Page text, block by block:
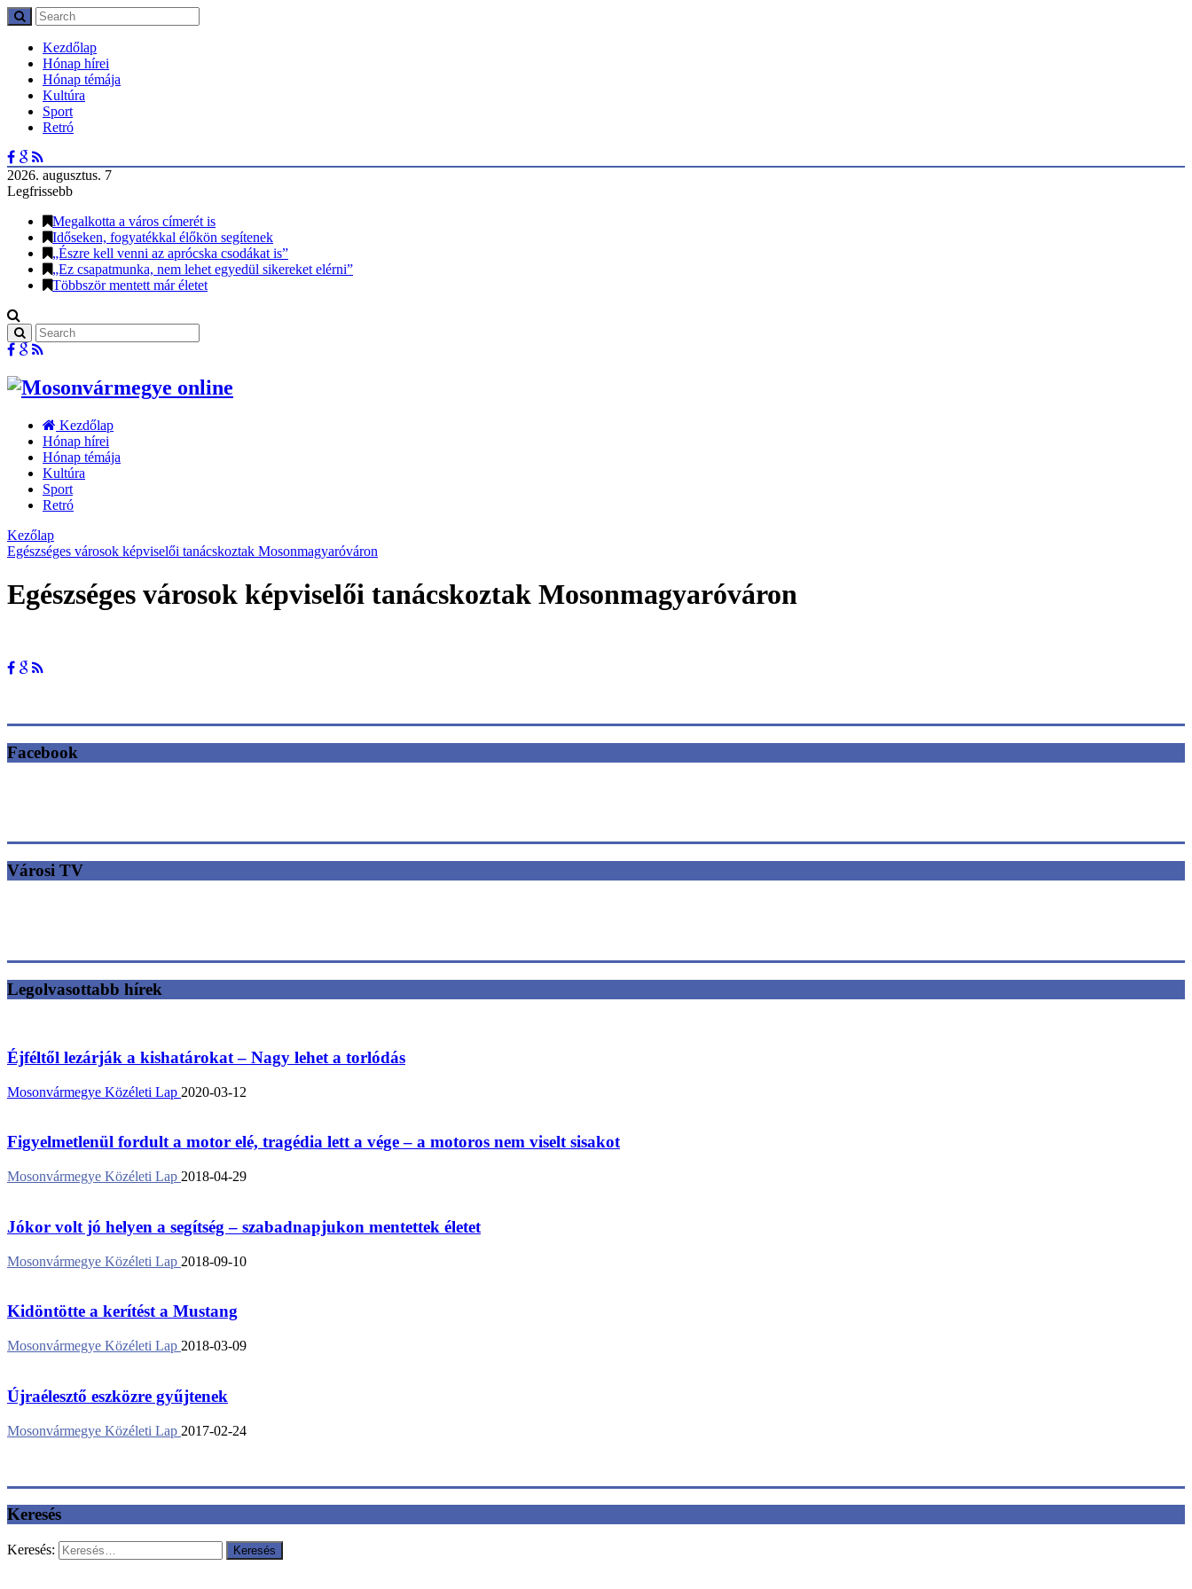
Kezdőlap
Hónap hírei
Hónap témája
Kultúra
Sport
Retró
2026. augusztus. 7
Legfrissebb
Megalkotta a város címerét is
Időseken, fogyatékkal élőkön segítenek
„Észre kell venni az aprócska csodákat is”
„Ez csapatmunka, nem lehet egyedül sikereket elérni”
Többször mentett már életet
Kezdőlap
Hónap hírei
Hónap témája
Kultúra
Sport
Retró
Kezőlap
Egészséges városok képviselői tanácskoztak Mosonmagyaróváron
Egészséges városok képviselői tanácskoztak Mosonmagyaróváron
Facebook
Városi TV
Legolvasottabb hírek
Éjféltől lezárják a kishatárokat – Nagy lehet a torlódás
Mosonvármegye Közéleti Lap 2020-03-12
Figyelmetlenül fordult a motor elé, tragédia lett a vége – a motoros nem viselt sisakot
Mosonvármegye Közéleti Lap 2018-04-29
Jókor volt jó helyen a segítség – szabadnapjukon mentettek életet
Mosonvármegye Közéleti Lap 2018-09-10
Kidöntötte a kerítést a Mustang
Mosonvármegye Közéleti Lap 2018-03-09
Újraélesztő eszközre gyűjtenek
Mosonvármegye Közéleti Lap 2017-02-24
Keresés
Keresés: